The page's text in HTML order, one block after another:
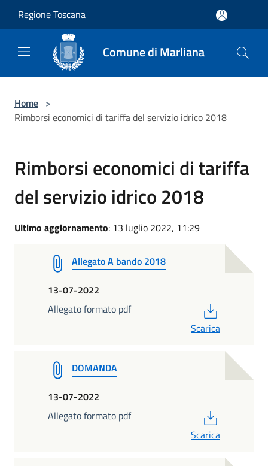
Regione Toscana
Comune di Marliana
Home >
Rimborsi economici di tariffa del servizio idrico 2018
Rimborsi economici di tariffa
del servizio idrico 2018
Ultimo aggiornamento: 13 luglio 2022, 11:29
Allegato A bando 2018
13-07-2022
Allegato formato pdf
Scarica
DOMANDA
13-07-2022
Allegato formato pdf
Scarica